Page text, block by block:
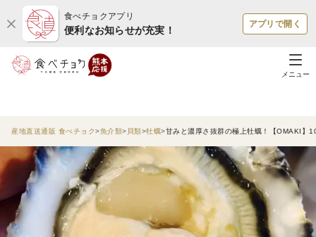
食べチョクアプリ
便利なお知らせが充実！
アプリで開く
メニュー
産地直送通販 食べチョク 魚介類 貝類 牡蠣 甘みと濃厚さ抜群の極上牡蠣！【OMAKI】